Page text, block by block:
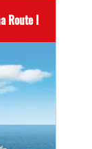
Route I